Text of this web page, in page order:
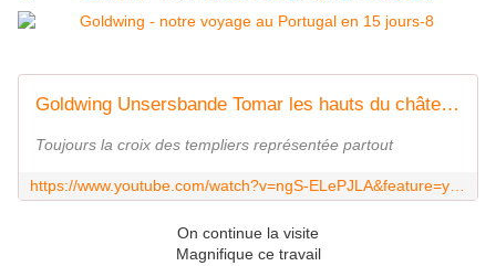
Goldwing Unsersbande Tomar les hauts du château extérieur
Toujours la croix des templiers représentée partout
On continue la visite
Magnifique ce travail